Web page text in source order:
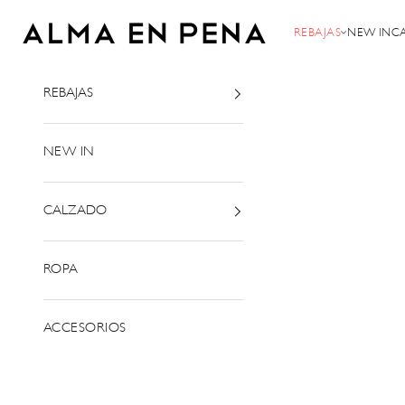
Alma en Pena
REBAJAS NEW IN
REBAJAS
NEW IN
CALZADO
ROPA
ACCESORIOS